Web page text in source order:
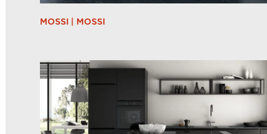
MOSSI | MOSSI